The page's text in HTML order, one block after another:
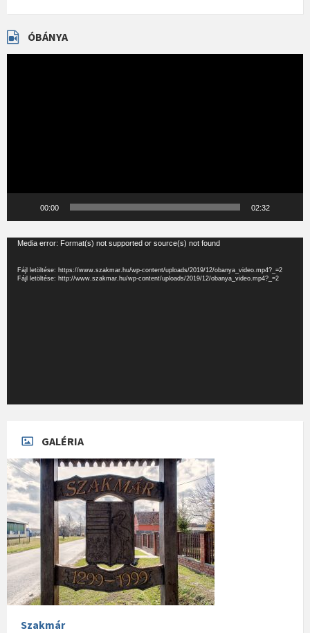
ÓBÁNYA
00:00 02:32
Videólejátszó
Media error: Format(s) not supported or source(s) not found
Fájl letöltése: https://www.szakmar.hu/wp-content/uploads/2019/12/obanya_video.mp4?_=2
Fájl letöltése: http://www.szakmar.hu/wp-content/uploads/2019/12/obanya_video.mp4?_=2
GALÉRIA
Szakmár